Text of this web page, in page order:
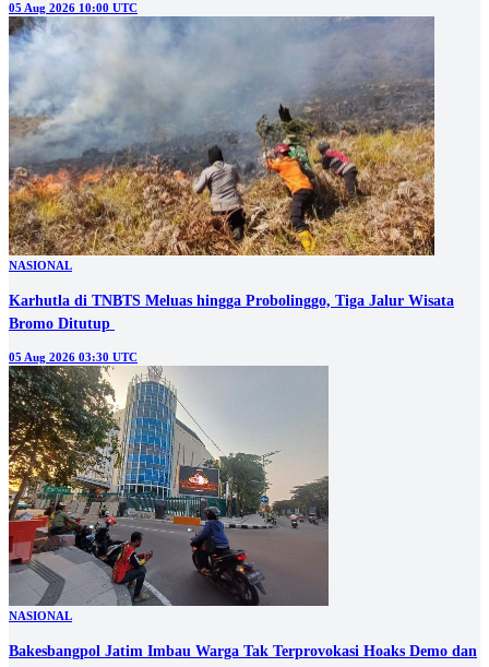
05 Aug 2026 10:00 UTC
NASIONAL
Karhutla di TNBTS Meluas hingga Probolinggo, Tiga Jalur Wisata
05 Aug 2026 03:30 UTC
NASIONAL
Bakesbangpol Jatim Imbau Warga Tak Terprovokasi Hoaks Demo dan